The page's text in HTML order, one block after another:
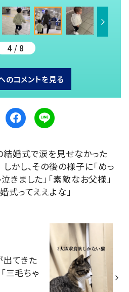
4 / 8
のコメントを見る
結婚式で涙を見せなかった
かし、その後の様子に「めっ
きました」「素敵なお父様」
式ってええよな」
てきた
三毛ちゃ